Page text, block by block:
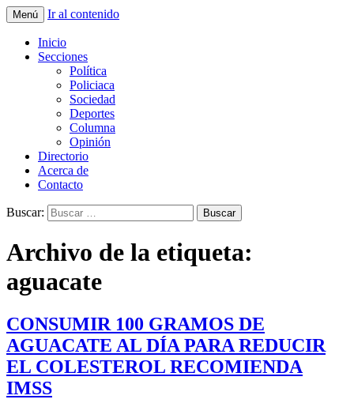
La Yunta de Tepic
Menú Ir al contenido
Inicio
Secciones
Política
Policiaca
Sociedad
Deportes
Columna
Opinión
Directorio
Acerca de
Contacto
Buscar:
Archivo de la etiqueta:
aguacate
CONSUMIR 100 GRAMOS DE
AGUACATE AL DÍA PARA REDUCIR
EL COLESTEROL RECOMIENDA
IMSS